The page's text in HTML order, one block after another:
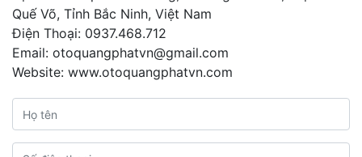
Quế Võ, Tỉnh Bắc Ninh, Việt Nam
Điện Thoại: 0937.468.712
Email: otoquangphatvn@gmail.com
Website: www.otoquangphatvn.com